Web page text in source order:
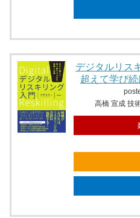
デジタルリス
超えて学び
高橋 宣成 技